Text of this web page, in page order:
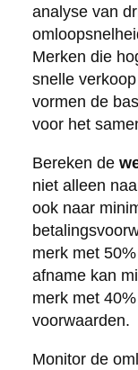
analyse van
Merken die
snelle
vormen de
voor het
Bereken de
niet alleen
ook naar
merk met
afname kan
merk met
voorwaarden.
Monitor de